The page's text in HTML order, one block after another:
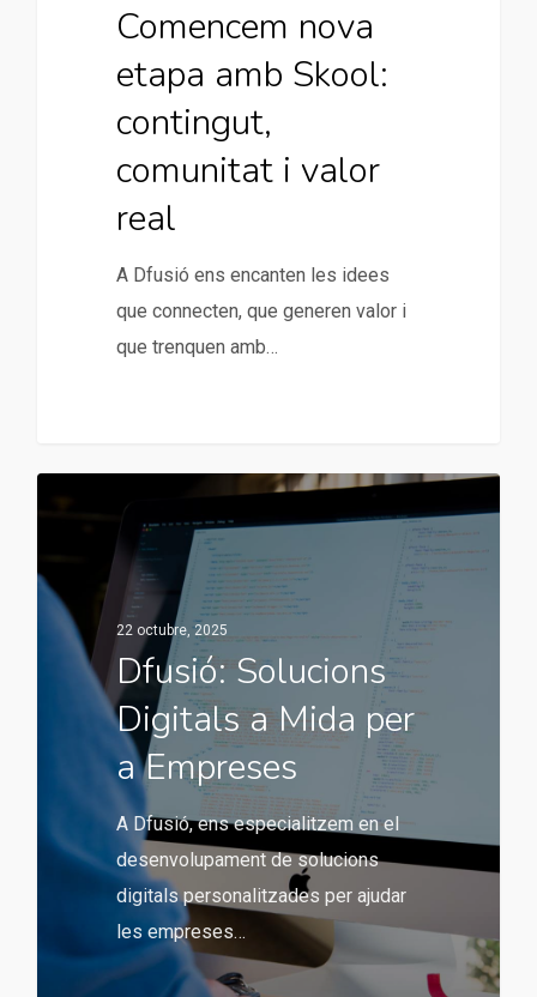
Comencem nova
etapa amb Skool:
contingut,
comunitat i valor
real
A Dfusió ens encanten les idees
que connecten, que generen valor i
que trenquen amb…
22 octubre, 2025
Dfusió: Solucions
Digitals a Mida per
a Empreses
A Dfusió, ens especialitzem en el
desenvolupament de solucions
digitals personalitzades per ajudar
les empreses…